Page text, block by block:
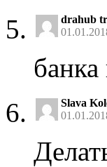
drahub
Slava